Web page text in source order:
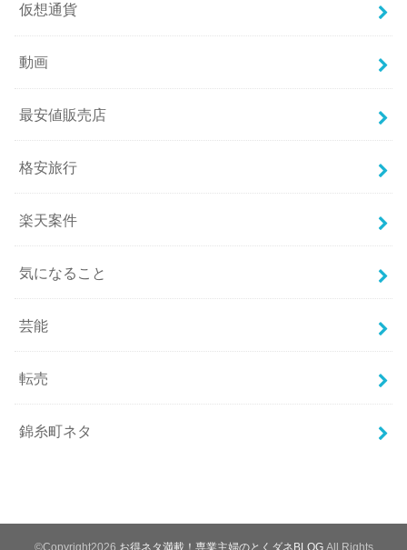
仮想通貨
動画
最安値販売店
格安旅行
楽天案件
気になること
芸能
転売
錦糸町ネタ
©Copyright2026 お得ネタ満載！専業主婦のとくダネBLOG.All Rights